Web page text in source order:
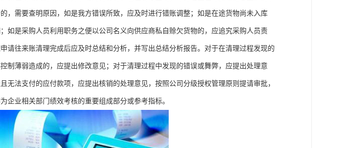
，需要查明原因，如是我方错误所致，应及时进行错账调整；如是在途货物尚未入库
如是采购人员利用职务之便以公司名义向供应商私自赊欠货物的，应追究采购人员责
请往来账清理完成后应及时总结和分析，并写出总结分析报告。对于在清理过程发现的
制薄弱造成的，应提出修改意见；对于清理过程中发现的错误或舞弊，应提出处理意
无法支付的应付款项，应提出核销的处理意见，按照公司分级授权管理原则提请审批，
企业相关部门绩效考核的重要组成部分或参考指标。